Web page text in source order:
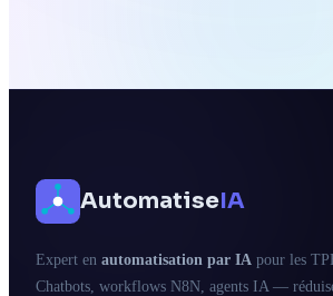
AutomatiseIA
Expert en automatisation par IA pour les
Chatbots, workflows N8N, agents IA —